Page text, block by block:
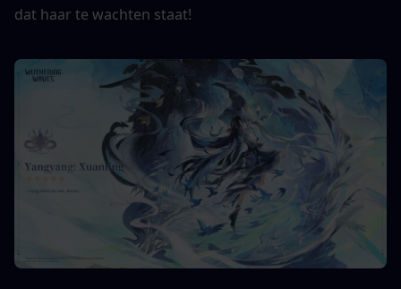
dat haar te wachten staat!